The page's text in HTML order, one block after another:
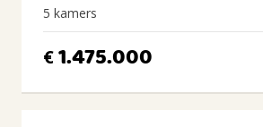
5 kamers
€1.475.000